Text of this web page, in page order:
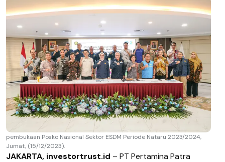
pembukaan Posko Nasional Sektor ESDM Periode Nataru 2023/2024,
Jumat, (15/12/2023).
JAKARTA, investortrust.id – PT Pertamina Patra